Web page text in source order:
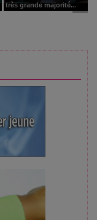
très grande majorité...